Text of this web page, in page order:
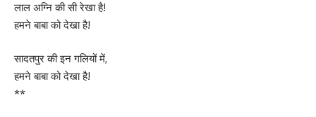
लाल अग्नि की सी रेखा है!
हमने बाबा को देखा है!
सादतपुर की इन गलियों में,
हमने बाबा को देखा है!
**